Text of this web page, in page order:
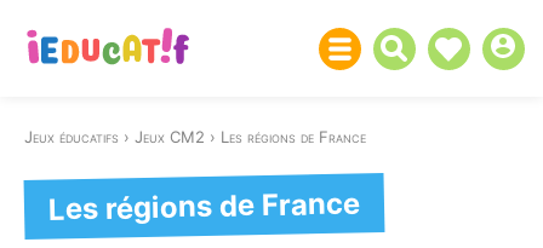
Jeux éducatifs Jeux CM2 Les régions de France
Les régions de France